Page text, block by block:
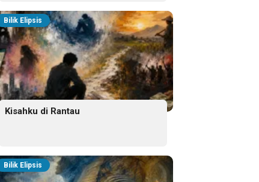
Bilik Elipsis
Kisahku di Rantau
Bilik Elipsis